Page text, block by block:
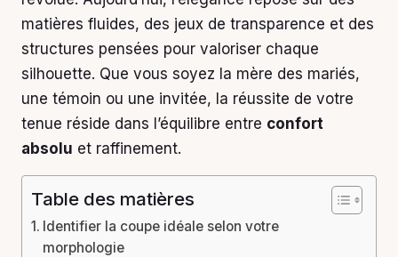
matières fluides, des jeux de transparence et des
structures pensées pour valoriser chaque
silhouette. Que vous soyez la mère des mariés,
une témoin ou une invitée, la réussite de votre
tenue réside dans l’équilibre entre confort
absolu et raffinement.
Table des matières
Identifier la coupe idéale selon votre
morphologie